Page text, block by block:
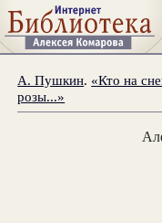
А. Пушкин. «Кто на
розы...»